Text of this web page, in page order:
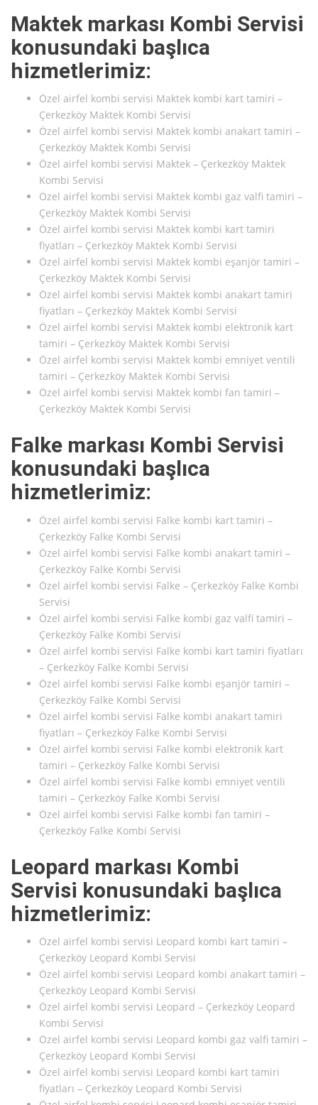
Maktek markası Kombi Servisi
konusundaki başlıca
hizmetlerimiz:
Özel airfel kombi servisi Maktek kombi kart tamiri –
Çerkezköy Maktek Kombi Servisi
Özel airfel kombi servisi Maktek kombi anakart tamiri –
Çerkezköy Maktek Kombi Servisi
Özel airfel kombi servisi Maktek – Çerkezköy Maktek
Kombi Servisi
Özel airfel kombi servisi Maktek kombi gaz valfi tamiri –
Çerkezköy Maktek Kombi Servisi
Özel airfel kombi servisi Maktek kombi kart tamiri
fiyatları – Çerkezköy Maktek Kombi Servisi
Özel airfel kombi servisi Maktek kombi eşanjör tamiri –
Çerkezköy Maktek Kombi Servisi
Özel airfel kombi servisi Maktek kombi anakart tamiri
fiyatları – Çerkezköy Maktek Kombi Servisi
Özel airfel kombi servisi Maktek kombi elektronik kart
tamiri – Çerkezköy Maktek Kombi Servisi
Özel airfel kombi servisi Maktek kombi emniyet ventili
tamiri – Çerkezköy Maktek Kombi Servisi
Özel airfel kombi servisi Maktek kombi fan tamiri –
Çerkezköy Maktek Kombi Servisi
Falke markası Kombi Servisi
konusundaki başlıca
hizmetlerimiz:
Özel airfel kombi servisi Falke kombi kart tamiri –
Çerkezköy Falke Kombi Servisi
Özel airfel kombi servisi Falke kombi anakart tamiri –
Çerkezköy Falke Kombi Servisi
Özel airfel kombi servisi Falke – Çerkezköy Falke Kombi
Servisi
Özel airfel kombi servisi Falke kombi gaz valfi tamiri –
Çerkezköy Falke Kombi Servisi
Özel airfel kombi servisi Falke kombi kart tamiri fiyatları
– Çerkezköy Falke Kombi Servisi
Özel airfel kombi servisi Falke kombi eşanjör tamiri –
Çerkezköy Falke Kombi Servisi
Özel airfel kombi servisi Falke kombi anakart tamiri
fiyatları – Çerkezköy Falke Kombi Servisi
Özel airfel kombi servisi Falke kombi elektronik kart
tamiri – Çerkezköy Falke Kombi Servisi
Özel airfel kombi servisi Falke kombi emniyet ventili
tamiri – Çerkezköy Falke Kombi Servisi
Özel airfel kombi servisi Falke kombi fan tamiri –
Çerkezköy Falke Kombi Servisi
Leopard markası Kombi
Servisi konusundaki başlıca
hizmetlerimiz:
Özel airfel kombi servisi Leopard kombi kart tamiri –
Çerkezköy Leopard Kombi Servisi
Özel airfel kombi servisi Leopard kombi anakart tamiri –
Çerkezköy Leopard Kombi Servisi
Özel airfel kombi servisi Leopard – Çerkezköy Leopard
Kombi Servisi
Özel airfel kombi servisi Leopard kombi gaz valfi tamiri –
Çerkezköy Leopard Kombi Servisi
Özel airfel kombi servisi Leopard kombi kart tamiri
fiyatları – Çerkezköy Leopard Kombi Servisi